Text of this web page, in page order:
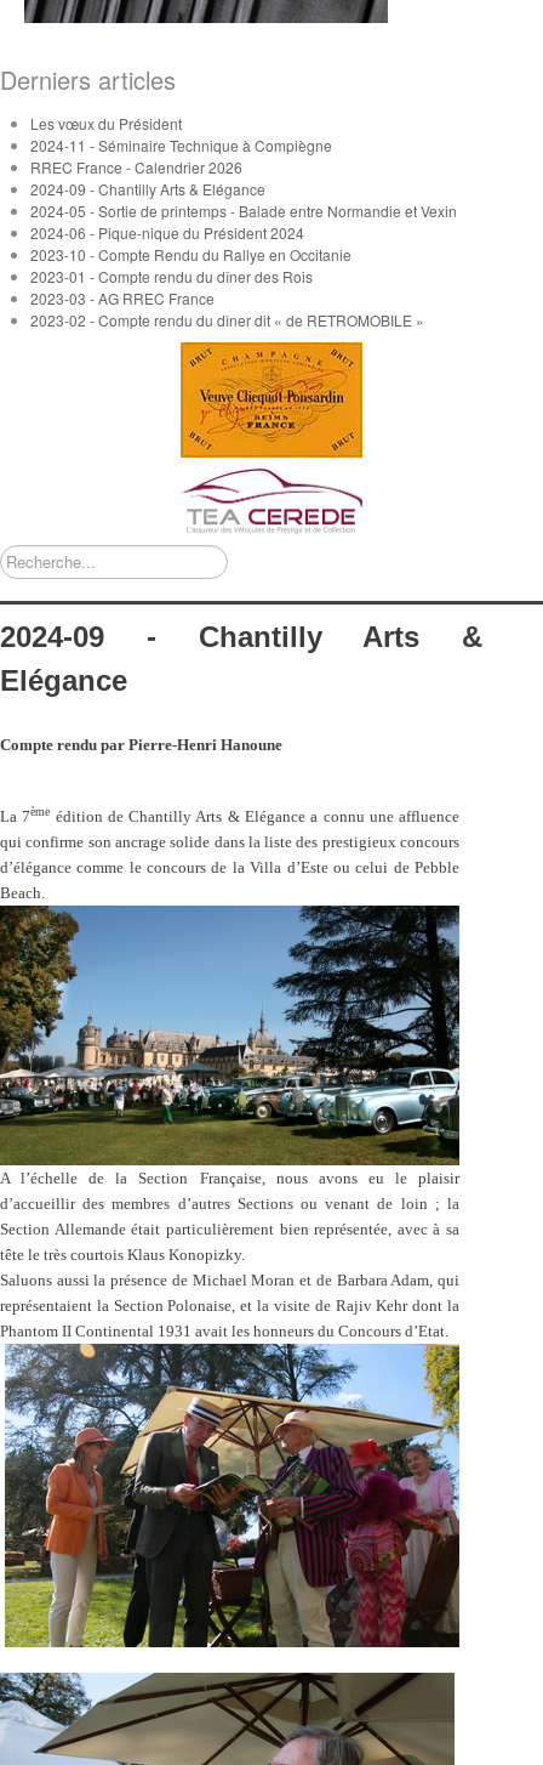
Derniers articles
Les vœux du Président
2024-11 - Séminaire Technique à Compiègne
RREC France - Calendrier 2026
2024-09 - Chantilly Arts & Elégance
2024-05 - Sortie de printemps - Balade entre Normandie et Vexin
2024-06 - Pique-nique du Président 2024
2023-10 - Compte Rendu du Rallye en Occitanie
2023-01 - Compte rendu du dîner des Rois
2023-03 - AG RREC France
2023-02 - Compte rendu du dîner dit « de RETROMOBILE »
Rechercher
2024-09 - Chantilly Arts &
Elégance
Compte rendu par Pierre-Henri Hanoune
La 7ème édition de Chantilly Arts & Elégance a connu une affluence
qui confirme son ancrage solide dans la liste des prestigieux concours
d’élégance comme le concours de la Villa d’Este ou celui de Pebble
Beach.
A l’échelle de la Section Française, nous avons eu le plaisir
d’accueillir des membres d’autres Sections ou venant de loin ; la
Section Allemande était particulièrement bien représentée, avec à sa
tête le très courtois Klaus Konopizky.
Saluons aussi la présence de Michael Moran et de Barbara Adam, qui
représentaient la Section Polonaise, et la visite de Rajiv Kehr dont la
Phantom II Continental 1931 avait les honneurs du Concours d’Etat.